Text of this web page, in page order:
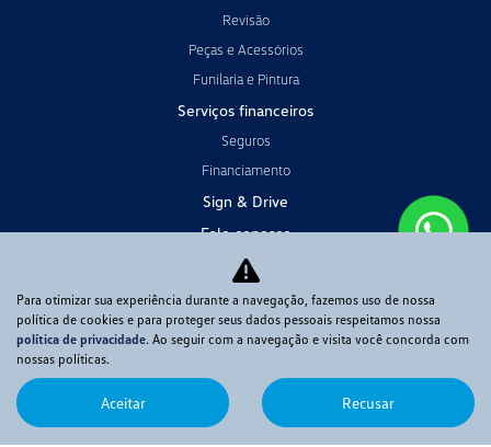
Revisão
Peças e Acessórios
Funilaria e Pintura
Serviços financeiros
Seguros
Financiamento
Sign & Drive
Fale conosco
Contato
Quem somos
Trabalhe conosco
Código de Conduta & Ética
Sistema de Informações de Crédito Banco Volkswagen
Para otimizar sua experiência durante a navegação, fazemos uso de nossa
política de cookies e para proteger seus dados pessoais respeitamos nossa
política de privacidade. Ao seguir com a navegação e visita você concorda com
nossas políticas.
Aceitar Recusar